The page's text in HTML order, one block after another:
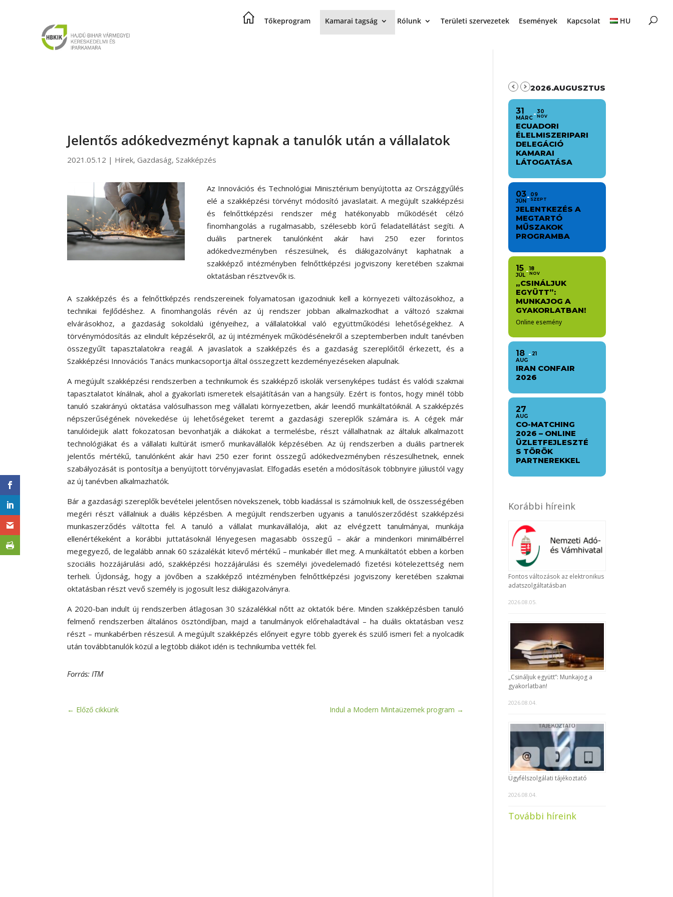
Tőkeprogram Kamarai tagság Rólunk Területi szervezetek Események Kapcsolat HU
Jelentős adókedvezményt kapnak a tanulók után a vállalatok
2021.05.12 | Hírek,Gazdaság,Szakképzés
Az Innovációs és Technológiai Minisztérium benyújtotta az Országgyűlés
elé a szakképzési törvényt módosító javaslatait. A megújult szakképzési
és felnőttképzési rendszer még hatékonyabb működését célzó
finomhangolás a rugalmasabb, szélesebb körű feladatellátást segíti. A
duális partnerek tanulónként akár havi 250 ezer forintos
adókedvezményben részesülnek, és diákigazolványt kaphatnak a
szakképző intézményben felnőttképzési jogviszony keretében szakmai
oktatásban résztvevők is.
A szakképzés és a felnőttképzés rendszereinek folyamatosan igazodniuk kell a környezeti változásokhoz, a
technikai fejlődéshez. A finomhangolás révén az új rendszer jobban alkalmazkodhat a változó szakmai
elvárásokhoz, a gazdaság sokoldalú igényeihez, a vállalatokkal való együttműködési lehetőségekhez. A
törvénymódosítás az elindult képzésekről, az új intézmények működésénekről a szeptemberben indult tanévben
összegyűlt tapasztalatokra reagál. A javaslatok a szakképzés és a gazdaság szereplőitől érkezett, és a
Szakképzési Innovációs Tanács munkacsoportja által összegzett kezdeményezéseken alapulnak.
A megújult szakképzési rendszerben a technikumok és szakképző iskolák versenyképes tudást és valódi szakmai
tapasztalatot kínálnak, ahol a gyakorlati ismeretek elsajátításán van a hangsúly. Ezért is fontos, hogy minél több
tanuló szakirányú oktatása valósulhasson meg vállalati környezetben, akár leendő munkáltatóiknál. A szakképzés
népszerűségének növekedése új lehetőségeket teremt a gazdasági szereplők számára is. A cégek már
tanulóidejük alatt fokozatosan bevonhatják a diákokat a termelésbe, részt vállalhatnak az általuk alkalmazott
technológiákat és a vállalati kultúrát ismerő munkavállalók képzésében. Az új rendszerben a duális partnerek
jelentős mértékű, tanulónként akár havi 250 ezer forint összegű adókedvezményben részesülhetnek, ennek
szabályozását is pontosítja a benyújtott törvényjavaslat. Elfogadás esetén a módosítások többnyire júliustól vagy
az új tanévben alkalmazhatók.
Bár a gazdasági szereplők bevételei jelentősen növekszenek, több kiadással is számolniuk kell, de összességében
megéri részt vállalniuk a duális képzésben. A megújult rendszerben ugyanis a tanulószerződést szakképzési
munkaszerződés váltotta fel. A tanuló a vállalat munkavállalója, akit az elvégzett tanulmányai, munkája
ellenértékeként a korábbi juttatásoknál lényegesen magasabb összegű – akár a mindenkori minimálbérrel
megegyező, de legalább annak 60 százalékát kitevő mértékű – munkabér illet meg. A munkáltatót ebben a körben
szociális hozzájárulási adó, szakképzési hozzájárulási és személyi jövedelemadó fizetési kötelezettség nem
terheli. Újdonság, hogy a jövőben a szakképző intézményben felnőttképzési jogviszony keretében szakmai
oktatásban részt vevő személy is jogosult lesz diákigazolványra.
A 2020-ban indult új rendszerben átlagosan 30 százalékkal nőtt az oktatók bére. Minden szakképzésben tanuló
felmenő rendszerben általános ösztöndíjban, majd a tanulmányok előrehaladtával – ha duális oktatásban vesz
részt – munkabérben részesül. A megújult szakképzés előnyeit egyre több gyerek és szülő ismeri fel: a nyolcadik
után továbbtanulók közül a legtöbb diákot idén is technikumba vették fel.
Forrás: ITM
← Előző cikkünk Indul a Modern Mintaüzemek program →
2026.AUGUSZTUS
31
MÁRC
30
NOV
ECUADORI
ÉLELMISZERIPARI
DELEGÁCIÓ
KAMARAI
LÁTOGATÁSA
03
JÚN
09
SZEPT
JELENTKEZÉS A
MEGTARTÓ
MŰSZAKOK
PROGRAMBA
15
JÚL
18
NOV
„CSINÁLJUK
EGYÜTT”:
MUNKAJOG A
GYAKORLATBAN!
Online esemény
18
AUG
21
IRAN CONFAIR
2026
27
AUG
CO-MATCHING
2026 – ONLINE
ÜZLETFEJLESZTÉ
S TÖRÖK
PARTNEREKKEL
Korábbi híreink
Fontos változások az elektronikus
adatszolgáltatásban
2026.08.05.
„Csináljuk együtt”: Munkajog a
gyakorlatban!
2026.08.04.
Ügyfélszolgálati tájékoztató
2026.08.04.
További híreink